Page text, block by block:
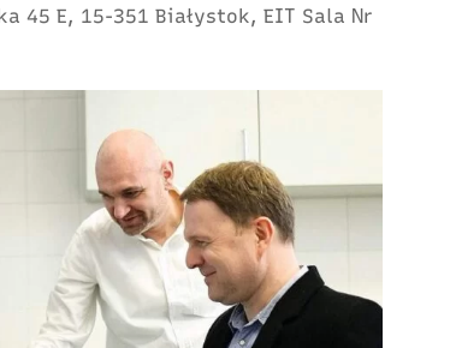
45 E, 15-351 Białystok, EIT Sala Nr